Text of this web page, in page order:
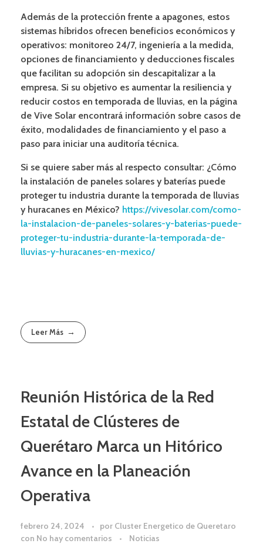
Además de la protección frente a apagones, estos
sistemas híbridos ofrecen beneficios económicos y
operativos: monitoreo 24/7, ingeniería a la medida,
opciones de financiamiento y deducciones fiscales
que facilitan su adopción sin descapitalizar a la
empresa. Si su objetivo es aumentar la resiliencia y
reducir costos en temporada de lluvias, en la página
de Vive Solar encontrará información sobre casos de
éxito, modalidades de financiamiento y el paso a
paso para iniciar una auditoría técnica.
Si se quiere saber más al respecto consultar: ¿Cómo
la instalación de paneles solares y baterías puede
proteger tu industria durante la temporada de lluvias
y huracanes en México? https://vivesolar.com/como-
la-instalacion-de-paneles-solares-y-baterias-puede-
proteger-tu-industria-durante-la-temporada-de-
lluvias-y-huracanes-en-mexico/
Leer Más
Reunión Histórica de la Red
Estatal de Clústeres de
Querétaro Marca un Hitórico
Avance en la Planeación
Operativa
febrero 24, 2024 por Cluster Energetico de Queretaro
con No hay comentarios Noticias